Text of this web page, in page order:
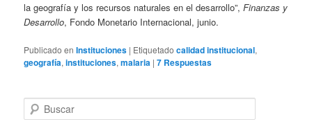
la geografía y los recursos naturales en el desarrollo”,Finanzas y
Desarrollo, Fondo Monetario Internacional, junio.
Publicado en Instituciones | Etiquetado calidad institucional,
geografía,instituciones,malaria |7 Respuestas
u